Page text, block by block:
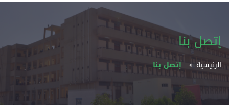
إتصل بنا
الرئيسية إتصل بنا